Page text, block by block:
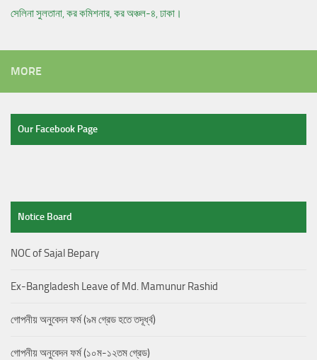
সেলিনা সুলতানা, কর কমিশনার, কর অঞ্চল-৪, ঢাকা।
MORE
Our Facebook Page
Notice Board
NOC of Sajal Bepary
Ex-Bangladesh Leave of Md. Mamunur Rashid
গোপনীয় অনুবেদন ফর্ম (৯ম গ্রেড হতে তদূর্ধ্ব)
গোপনীয় অনুবেদন ফর্ম (১০ম-১২তম গ্রেড)